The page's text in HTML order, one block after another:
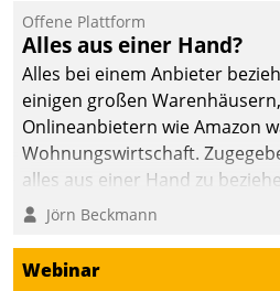
Offene Plattform
Alles aus einer Hand?
Alles bei einem Anbieter
einigen großen
Onlineanbietern wie Amazon
Wohnungswirtschaft.
alles aus einer Hand zu
Jörn Beckmann
Webinar